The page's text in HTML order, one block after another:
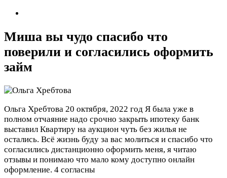
Миша вы чудо спасибо что
поверили и согласились оформить
займ
Ольга Хребтова 20 октября, 2022 год Я была уже в
полном отчаяние надо срочно закрыть ипотеку банк
выставил Квартиру на аукцион чуть без жилья не
остались. Всё жизнь буду за вас молиться и спасибо что
согласились дистанционно оформить меня, я читаю
отзывы и понимаю что мало кому доступно онлайн
оформление. 4 согласны